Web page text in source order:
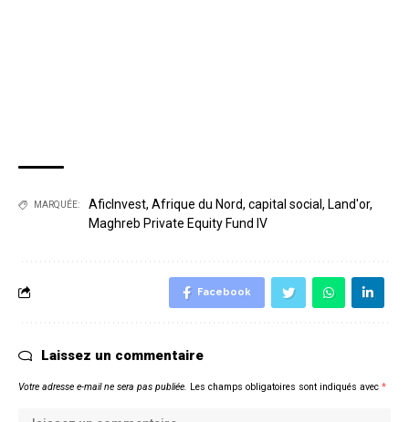
MARQUÉE: AficInvest, Afrique du Nord, capital social , Land'or,
Maghreb Private Equity Fund IV
Facebook
Laissez un commentaire
Votre adresse e-mail ne sera pas publiée. Les champs obligatoires sont indiqués avec *